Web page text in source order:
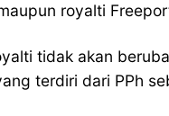
royalti
tidak akan
terdiri dari PPh